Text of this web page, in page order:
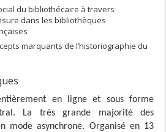
du bibliothécaire à travers
dans les bibliothèques
marquants de l’historiographie du
en ligne et sous forme
La très grande majorité des
mode asynchrone. Organisé en 13